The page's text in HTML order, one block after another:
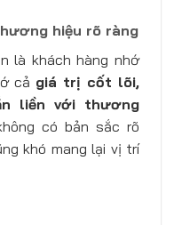
hiệu rõ ràng
là khách hàng nhớ
cả giá trị cốt lõi,
liền với thương
có bản sắc rõ
khó mang lại vị trí